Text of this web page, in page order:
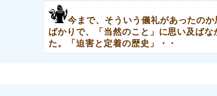
今まで、そういう儀礼があったのか
ばかりで、「当然のこと」に思い及ばな
た。「迫害と定着の歴史」・・